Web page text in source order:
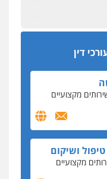
דין
מקצועיים
ושיקום
מקצועיים
והמחירון
וסינדיקאט
הרב אריה חייק
לרקע נפשי
אלרג'וב